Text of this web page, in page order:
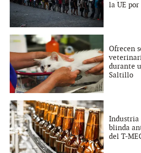
la UE
Ofrecen
durante
Saltillo
Industria
blinda
del T-